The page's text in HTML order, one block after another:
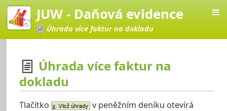
JUW - Daňová evidence
Úhrada více faktur na dokladu
evidence
Úhrada více faktur na
dokladu
Tlačítko
v peněžním deníku otevírá